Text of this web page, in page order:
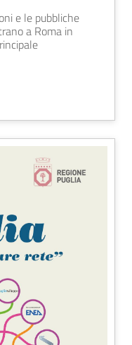
e le pubbliche
a Roma in